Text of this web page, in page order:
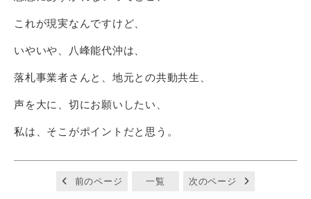
これが現実なんですけど、
いやいや、八峰能代沖は、
落札事業者さんと、地元との共動共生、
声を大に、切にお願いしたい、
私は、そこがポイントだと思う。
前のページ 一覧 次のページ